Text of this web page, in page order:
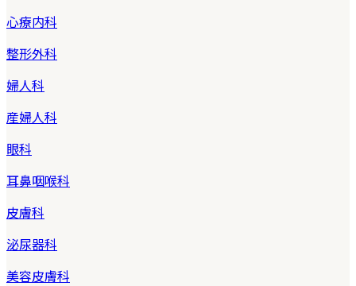
心療内科
整形外科
婦人科
産婦人科
眼科
耳鼻咽喉科
皮膚科
泌尿器科
美容皮膚科